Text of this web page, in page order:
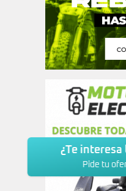
¿Te interesa
Pide tu